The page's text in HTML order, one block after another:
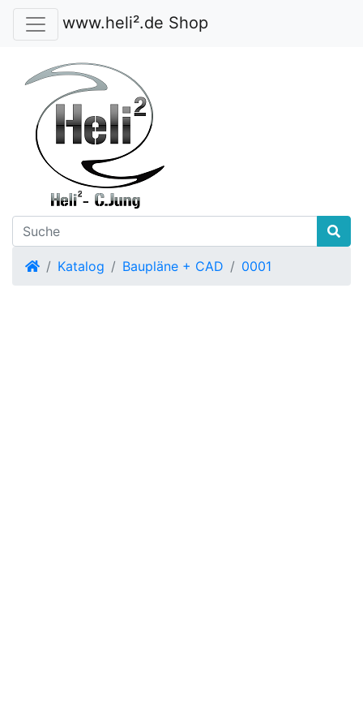
www.heli².de Shop
Startseite
Katalog Baupläne + CAD 0001